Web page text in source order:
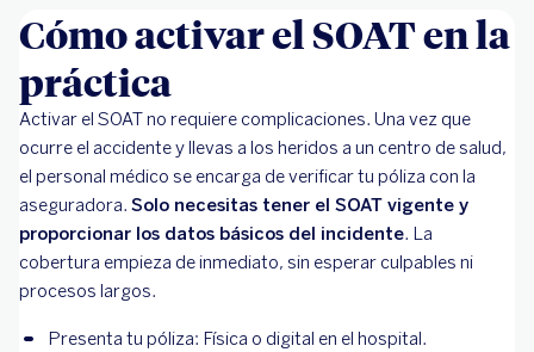
Cómo activar el SOAT en la
práctica
Activar el SOAT no requiere complicaciones. Una vez que
ocurre el accidente y llevas a los heridos a un centro de salud,
el personal médico se encarga de verificar tu póliza con la
aseguradora. Solo necesitas tener el SOAT vigente y
proporcionar los datos básicos del incidente. La
cobertura empieza de inmediato, sin esperar culpables ni
procesos largos.
Presenta tu póliza: Física o digital en el hospital.